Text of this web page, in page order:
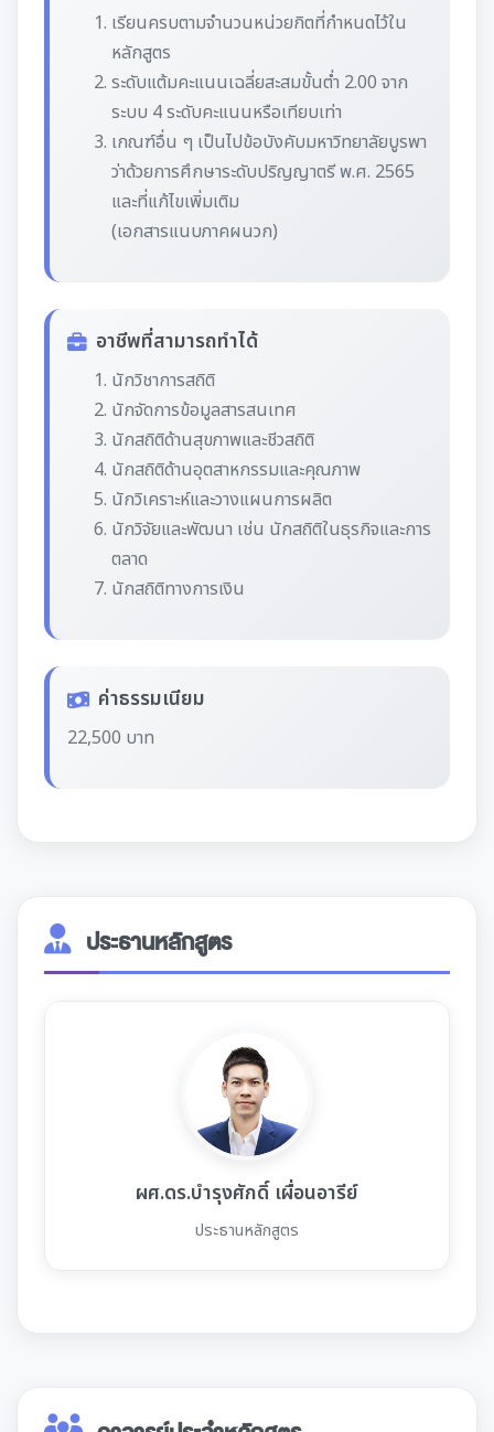
เรียนครบตามจำนวนหน่วยกิตที่กำหนดไว้ใน
หลักสูตร
ระดับแต้มคะแนนเฉลี่ยสะสมขั้นต่ำ 2.00 จาก
ระบบ 4 ระดับคะแนนหรือเทียบเท่า
เกณฑ์อื่น ๆ เป็นไปข้อบังคับมหาวิทยาลัยบูรพา
ว่าด้วยการศึกษาระดับปริญญาตรี พ.ศ. 2565
และที่แก้ไขเพิ่มเติม
(เอกสารแนบภาคผนวก)
อาชีพที่สามารถทำได้
นักวิชาการสถิติ
นักจัดการข้อมูลสารสนเทศ
นักสถิติด้านสุขภาพและชีวสถิติ
นักสถิติด้านอุตสาหกรรมและคุณภาพ
นักวิเคราะห์และวางแผนการผลิต
นักวิจัยและพัฒนา เช่น นักสถิติในธุรกิจและการ
ตลาด
นักสถิติทางการเงิน
ค่าธรรมเนียม
22,500 บาท
ประธานหลักสูตร
ผศ.ดร.บำรุงศักดิ์ เผื่อนอารีย์
ประธานหลักสูตร